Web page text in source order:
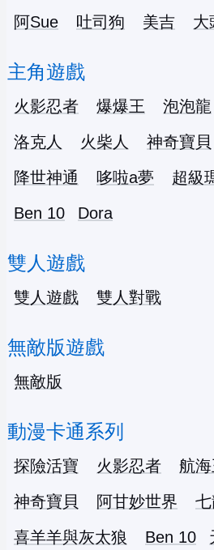
阿Sue 吐司狗 美吉 大
主角遊戲
火影忍者 爆爆王 泡泡龍
洛克人
火柴人 神奇寶貝
降世神通
哆啦a夢 超級
Ben 10
Dora
雙人遊戲
雙人遊戲 雙人對戰
無敵版遊戲
無敵版
動漫卡通系列
探險活寶 火影忍者 航
神奇寶貝
阿甘妙世界
喜羊羊與灰太狼
Ben 10